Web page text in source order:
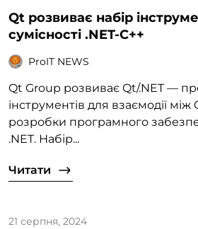
Qt розвиває набір
сумісності .NET-C++
ProIT NEWS
Qt Group розвиває Qt/.NET —
інструментів для взаємодії
розробки програмного
.NET. Набір...
Читати
21 серпня, 2024